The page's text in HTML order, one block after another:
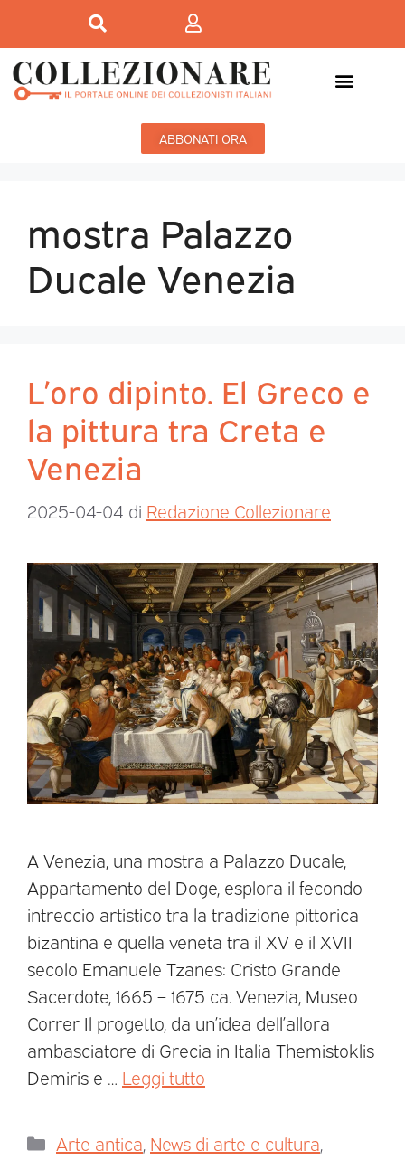
ABBONATI ORA
mostra Palazzo
Ducale Venezia
L’oro dipinto. El Greco e
la pittura tra Creta e
Venezia
2025-04-04 di Redazione Collezionare
A Venezia, una mostra a Palazzo Ducale,
Appartamento del Doge, esplora il fecondo
intreccio artistico tra la tradizione pittorica
bizantina e quella veneta tra il XV e il XVII
secolo Emanuele Tzanes: Cristo Grande
Sacerdote, 1665 – 1675 ca. Venezia, Museo
Correr Il progetto, da un’idea dell’allora
ambasciatore di Grecia in Italia Themistoklis
Demiris e … Leggi tutto
Arte antica News di arte e cultura